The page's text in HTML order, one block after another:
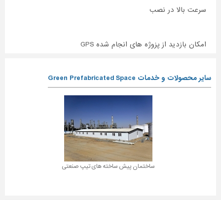
سرعت بالا در نصب
امکان بازدید از پزوژه های انجام شده GPS
سایر محصولات و خدمات Green Prefabricated Space
ساختمان پیش ساخته های تیپ صنعتی